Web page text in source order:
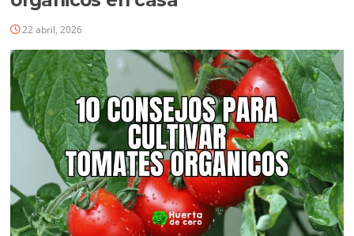
22 abril, 2026